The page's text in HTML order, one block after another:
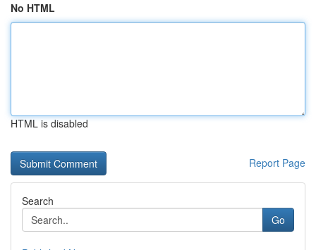
No HTML
HTML is disabled
Report Page
Search
Go